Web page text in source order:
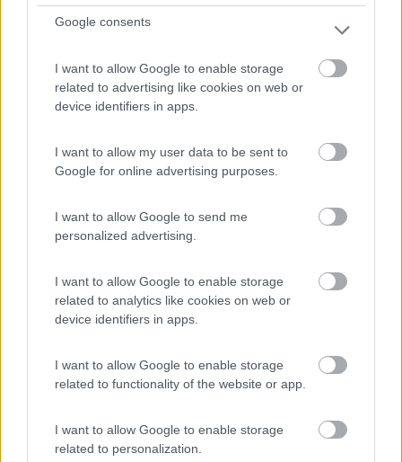
Google consents
I want to allow Google to enable storage
related to advertising like cookies on web or
device identifiers in apps.
I want to allow my user data to be sent to
Google for online advertising purposes.
I want to allow Google to send me
personalized advertising.
I want to allow Google to enable storage
related to analytics like cookies on web or
device identifiers in apps.
I want to allow Google to enable storage
related to functionality of the website or app.
I want to allow Google to enable storage
related to personalization.
Area di sosta (PS)
4,8 4
Servizi / Posizione
Punto sosta panoramico, senza servizi. Strada di
accesso ...